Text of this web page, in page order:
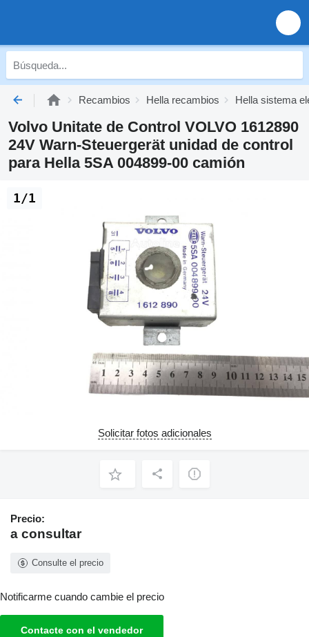
Recambios Hella recambios Hella sistema
Volvo Unitate de Control VOLVO 1612890
24V Warn-Steuergerät unidad de control
para Hella 5SA 004899-00 camión
1/1
Solicitar fotos adicionales
Precio:
a consultar
Consulte el precio
Notificarme cuando cambie el precio
Contacte con el vendedor